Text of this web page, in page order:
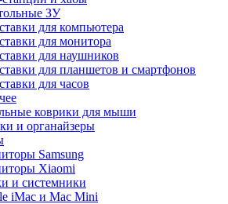
ЗУ
для компьютера
для монитора
для наушников
для планшетов и смартфонов
для часов
коврики для мыши
и органайзеры
Samsung
Xiaomi
и системники
iMac и Mac Mini